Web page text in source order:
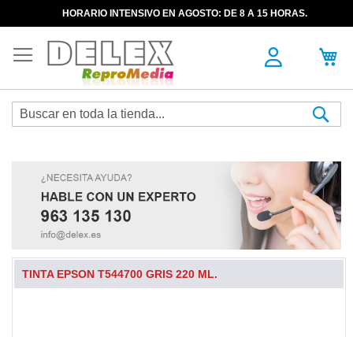
HORARIO INTENSIVO EN AGOSTO: DE 8 A 15 HORAS.
TINTA EPSON T544700 GRIS 220 ML.